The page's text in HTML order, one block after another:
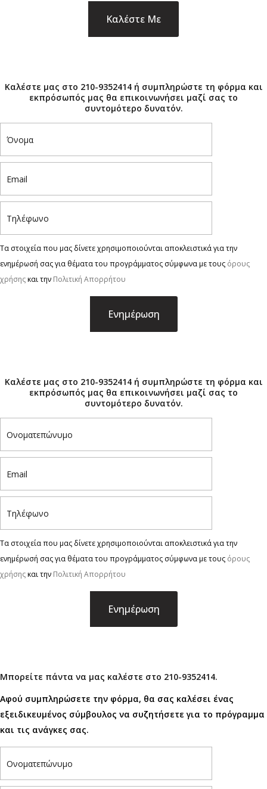
Καλέστε μας στο 210-9352414 ή συμπληρώστε τη φόρμα και
εκπρόσωπός μας θα επικοινωνήσει μαζί σας το
συντομότερο δυνατόν.
Τα στοιχεία που μας δίνετε χρησιμοποιούνται αποκλειστικά για την
ενημέρωσή σας για θέματα του προγράμματος σύμφωνα με τους όρους
χρήσηςκαι την Πολιτική Απορρήτου
Καλέστε μας στο 210-9352414 ή συμπληρώστε τη φόρμα και
εκπρόσωπός μας θα επικοινωνήσει μαζί σας το
συντομότερο δυνατόν.
Τα στοιχεία που μας δίνετε χρησιμοποιούνται αποκλειστικά για την
ενημέρωσή σας για θέματα του προγράμματος σύμφωνα με τους όρους
χρήσηςκαι την Πολιτική Απορρήτου
Μπορείτε πάντα να μας καλέστε στο 210-9352414.
Αφού συμπληρώσετε την φόρμα, θα σας καλέσει ένας
εξειδικευμένος σύμβουλος να συζητήσετε για το πρόγραμμα
και τις ανάγκες σας.